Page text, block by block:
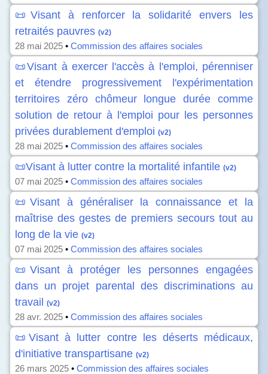
📜Visant à renforcer la solidarité envers les
retraités pauvres (v2)
28 mai 2025 • Commission des affaires sociales
📜Visant à exercer l'accès à l'emploi, pérenniser
et étendre progressivement l'expérimentation
territoires zéro chômeur longue durée comme
solution de retour à l'emploi pour les personnes
privées durablement d'emploi (v2)
28 mai 2025 • Commission des affaires sociales
📜Visant à lutter contre la mortalité infantile (v2)
07 mai 2025 • Commission des affaires sociales
📜Visant à généraliser la connaissance et la
maîtrise des gestes de premiers secours tout au
long de la vie (v2)
07 mai 2025 • Commission des affaires sociales
📜Visant à protéger les personnes engagées
dans un projet parental des discriminations au
travail
(v2)
28 avr. 2025 • Commission des affaires sociales
📜Visant à lutter contre les déserts médicaux,
d'initiative transpartisane (v2)
26 mars 2025 • Commission des affaires sociales